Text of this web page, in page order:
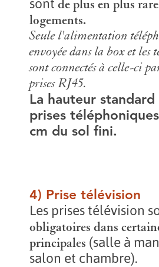
sont de plus en plus
logements.
Seule l'alimentation
envoyée dans la box et les
sont connectés à celle-ci
prises RJ45.
La hauteur
prises
cm du sol fini.
4) Prise télévision
Les prises télévision
obligatoires dans
principales (salle à
salon et chambre).